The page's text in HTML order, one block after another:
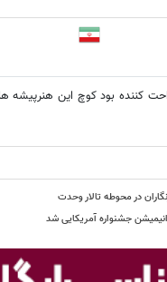
کننده بود کوچ این
در محوطه تالار وحدت
جشنواره آمریکایی شد